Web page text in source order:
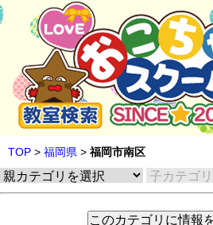
TOP > 福岡県 > 福岡市南区